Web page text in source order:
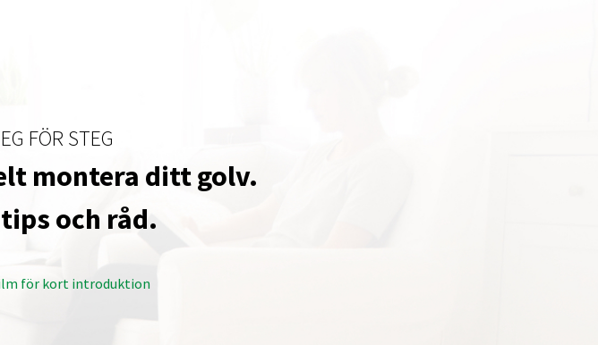
FÖR STEG
montera ditt golv.
och råd.
för kort introduktion